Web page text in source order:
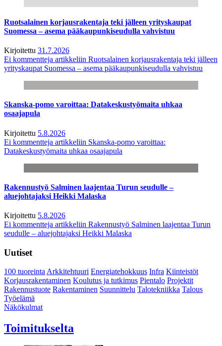
Ruotsalainen korjausrakentaja teki jälleen yrityskaupat
Suomessa – asema pääkaupunkiseudulla vahvistuu
Kirjoitettu 31.7.2026
Ei kommentteja artikkeliin Ruotsalainen korjausrakentaja teki jälleen
yrityskaupat Suomessa – asema pääkaupunkiseudulla vahvistuu
Skanska-pomo varoittaa: Datakeskustyömaita uhkaa
osaajapula
Kirjoitettu 5.8.2026
Ei kommentteja artikkeliin Skanska-pomo varoittaa:
Datakeskustyömaita uhkaa osaajapula
Rakennustyö Salminen laajentaa Turun seudulle –
aluejohtajaksi Heikki Malaska
Kirjoitettu 5.8.2026
Ei kommentteja artikkeliin Rakennustyö Salminen laajentaa Turun
seudulle – aluejohtajaksi Heikki Malaska
Uutiset
100 tuoreintaArkkitehtuuri Energiatehokkuus Infra Kiinteistöt
Korjausrakentaminen Koulutus ja tutkimus Pientalo Projektit
Rakennustuote Rakentaminen Suunnittelu Talotekniikka Talous
Työelämä
Näkökulmat
Toimitukselta